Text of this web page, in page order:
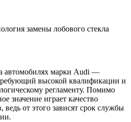
замены лобового стекла
автомобилях марки Audi —
высокой квалификации и
регламенту. Помимо
значение играет качество
ведь от этого зависят срок службы